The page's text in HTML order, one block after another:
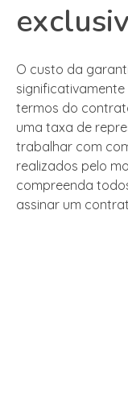
O custo da
termos do
uma taxa de
trabalhar com
realizados pelo
compreenda
assinar um